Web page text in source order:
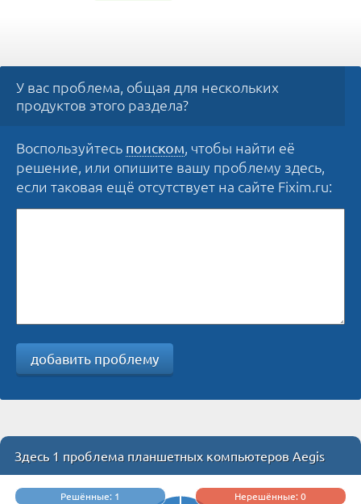
У вас проблема, общая для нескольких
продуктов этого раздела?
Воспользуйтесь поиском, чтобы найти её
решение, или опишите вашу проблему здесь,
если таковая ещё отсутствует на сайте Fixim.ru:
добавить проблему
Здесь 1 проблема планшетных компьютеров Aegis
Решённые: 1 Нерешённые: 0